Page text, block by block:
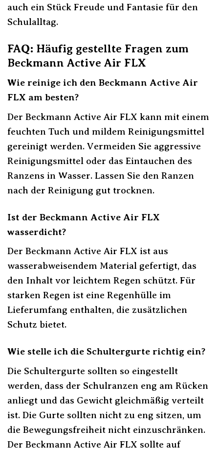
auch ein Stück Freude und Fantasie für den
Schulalltag.
FAQ: Häufig gestellte Fragen zum
Beckmann Active Air FLX
Wie reinige ich den Beckmann Active Air
FLX am besten?
Der Beckmann Active Air FLX kann mit einem
feuchten Tuch und mildem Reinigungsmittel
gereinigt werden. Vermeiden Sie aggressive
Reinigungsmittel oder das Eintauchen des
Ranzens in Wasser. Lassen Sie den Ranzen
nach der Reinigung gut trocknen.
Ist der Beckmann Active Air FLX
wasserdicht?
Der Beckmann Active Air FLX ist aus
wasserabweisendem Material gefertigt, das
den Inhalt vor leichtem Regen schützt. Für
starken Regen ist eine Regenhülle im
Lieferumfang enthalten, die zusätzlichen
Schutz bietet.
Wie stelle ich die Schultergurte richtig ein?
Die Schultergurte sollten so eingestellt
werden, dass der Schulranzen eng am Rücken
anliegt und das Gewicht gleichmäßig verteilt
ist. Die Gurte sollten nicht zu eng sitzen, um
die Bewegungsfreiheit nicht einzuschränken.
Der Beckmann Active Air FLX sollte auf